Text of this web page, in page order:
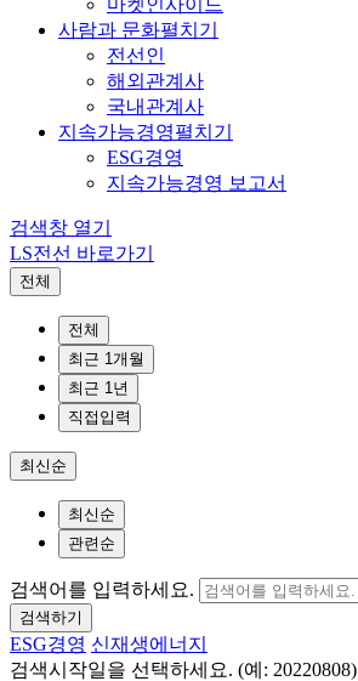
마켓인사이드
사람과 문화펼치기
전선인
해외관계사
국내관계사
지속가능경영펼치기
ESG경영
지속가능경영 보고서
검색창 열기
LS전선 바로가기
전체
전체
최근 1개월
최근 1년
직접입력
최신순
최신순
관련순
검색어를 입력하세요.
검색하기
ESG경영 신재생에너지
검색시작일을 선택하세요. (예: 20220808)